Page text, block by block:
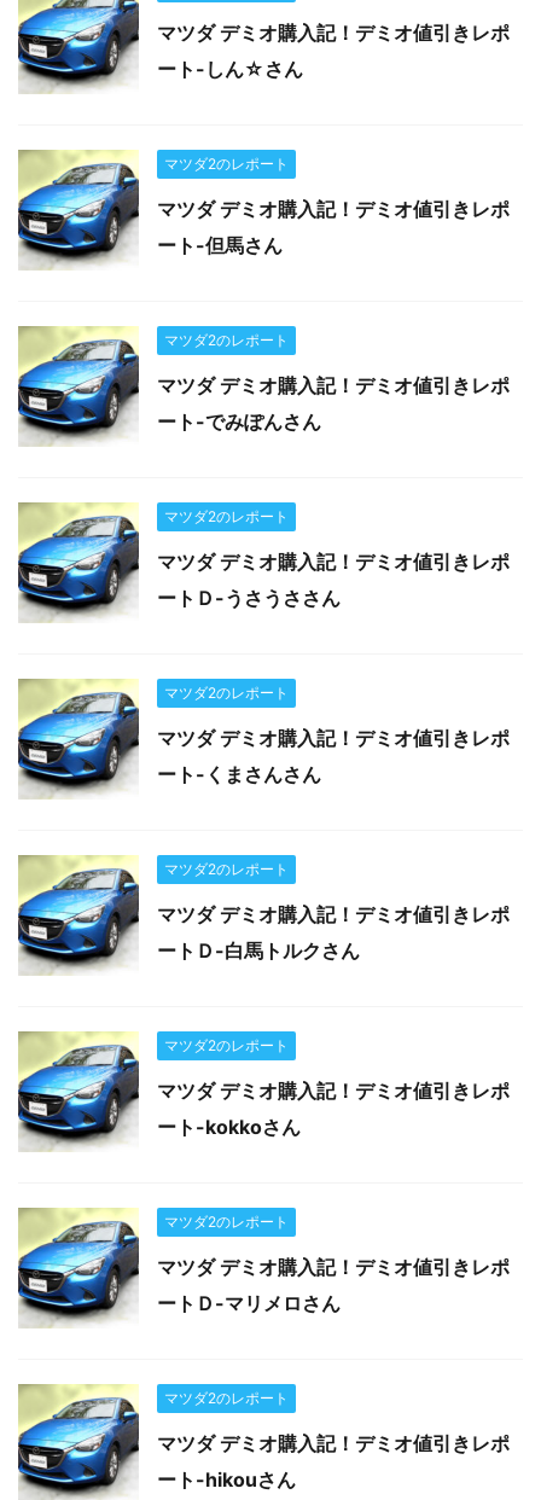
マツダ デミオ購入記！デミオ値引きレポ
ート-しん☆さん
マツダ2のレポート
マツダ デミオ購入記！デミオ値引きレポ
ート-但馬さん
マツダ2のレポート
マツダ デミオ購入記！デミオ値引きレポ
ート-でみぽんさん
マツダ2のレポート
マツダ デミオ購入記！デミオ値引きレポ
ートＤ-うさうささん
マツダ2のレポート
マツダ デミオ購入記！デミオ値引きレポ
ート-くまさんさん
マツダ2のレポート
マツダ デミオ購入記！デミオ値引きレポ
ートＤ-白馬トルクさん
マツダ2のレポート
マツダ デミオ購入記！デミオ値引きレポ
ート-kokkoさん
マツダ2のレポート
マツダ デミオ購入記！デミオ値引きレポ
ートＤ-マリメロさん
マツダ2のレポート
マツダ デミオ購入記！デミオ値引きレポ
ート-hikouさん